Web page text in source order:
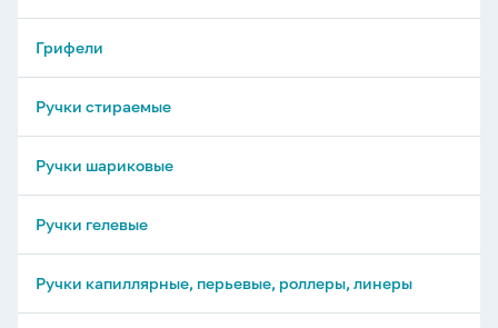
Грифели
Ручки стираемые
Ручки шариковые
Ручки гелевые
Ручки капиллярные, перьевые, роллеры, линеры